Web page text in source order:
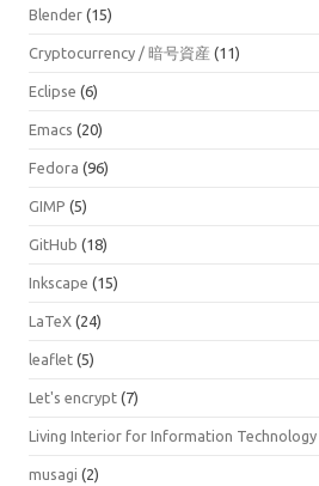
Blender (15)
Cryptocurrency / 暗号資産 (11)
Eclipse (6)
Emacs (20)
Fedora (96)
GIMP (5)
GitHub (18)
Inkscape (15)
LaTeX (24)
leaflet (5)
Let's encrypt (7)
Living Interior for Information Technology
musagi (2)